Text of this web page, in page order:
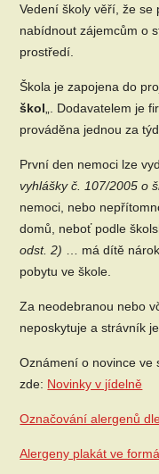
Vedení školy věří, že
nabídnout zájemcům o
prostředí.
Škola je zapojena do
škol „. Dodavatelem je
prováděna jednou za
První den nemoci lze
vyhlášky č. 107/2005 o
nemoci, nebo
domů, neboť podle
odst. 2) … má dítě
pobytu ve škole.
Za neodebranou nebo
neposkytuje a strávník
Oznámení o novince ve
zde: Novinky v jídelně
Označování alergenů
Alergeny plakát ve